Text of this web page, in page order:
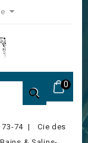
0

73-74
Cie des